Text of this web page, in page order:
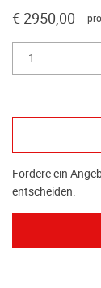
€ 2950,00
1
Fordere ein
entscheiden.